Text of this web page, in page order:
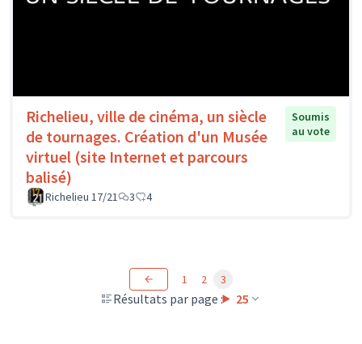
Richelieu, ville de cinéma, un siècle
de tournages. Création d'un Musée
virtuel (site Internet et parcours
balisé)
Soumis
au vote
Richelieu 17/21 3 4
Résultats par page : 25
1 2 3